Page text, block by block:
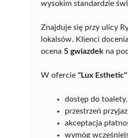
wysokim standardzie
Znajduje się przy ulicy
lokalsów. Klienci
ocena 5 gwiazdek na
W ofercie "Lux Esthetic"
dostęp do toalety,
przestrzeń
akceptacja
wymóg